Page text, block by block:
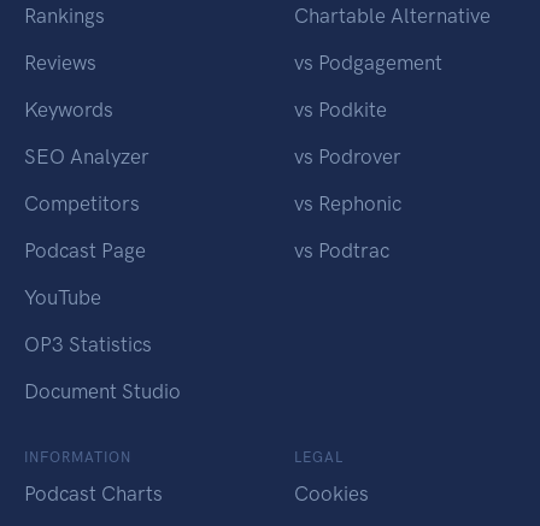
Rankings
Reviews
Keywords
SEO Analyzer
Competitors
Podcast Page
YouTube
OP3 Statistics
Document Studio
Chartable Alternative
vs Podgagement
vs Podkite
vs Podrover
vs Rephonic
vs Podtrac
INFORMATION
Podcast Charts
LEGAL
Cookies